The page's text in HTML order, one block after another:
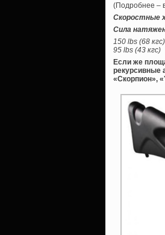
(Подробнее –
Скоростные
Сила
150 lbs
95 lbs (43
Если же
рекурсивные
«Скорпион»,